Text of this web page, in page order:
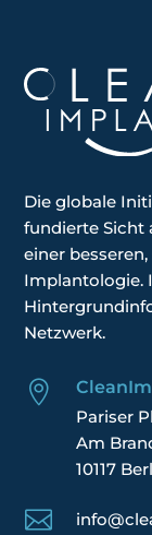
Die globale
fundierte Sicht
einer
Implantologie.
Netzwerk.

Pariser
Am
10117
